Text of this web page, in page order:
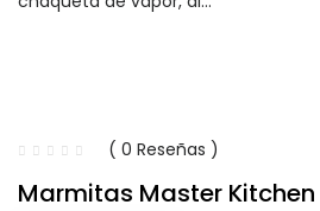
( 0 Reseñas )
Marmitas Master